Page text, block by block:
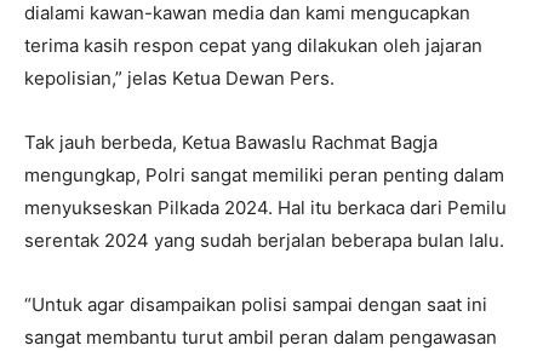
dialami kawan-kawan media dan kami mengucapkan
terima kasih respon cepat yang dilakukan oleh jajaran
kepolisian,” jelas Ketua Dewan Pers.
Tak jauh berbeda, Ketua Bawaslu Rachmat Bagja
mengungkap, Polri sangat memiliki peran penting dalam
menyukseskan Pilkada 2024. Hal itu berkaca dari Pemilu
serentak 2024 yang sudah berjalan beberapa bulan lalu.
“Untuk agar disampaikan polisi sampai dengan saat ini
sangat membantu turut ambil peran dalam pengawasan